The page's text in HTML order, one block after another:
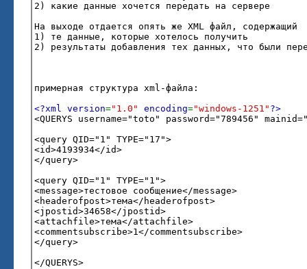
2) какие данные хочется передать на сервере
На выходе отдается опять же XML файл, содержащий
1) те данные, которые хотелось получить
2) результаты добавления тех данных, что были
примерная структура xml-файла:
<?xml version="1.0" encoding="windows-1251" ?>
<QUERYS username="toto" password="789456"
<query QID="1" TYPE="17">
<id>4193934</id>
</query>
<query QID="1" TYPE="1">
<message>тестовое сообщение</message>
<headerofpost>тема</headerofpost>
<jpostid>34658</jpostid>
<attachfile>тема</attachfile>
<commentsubscribe>1</commentsubscribe>
</query>
</QUERYS>